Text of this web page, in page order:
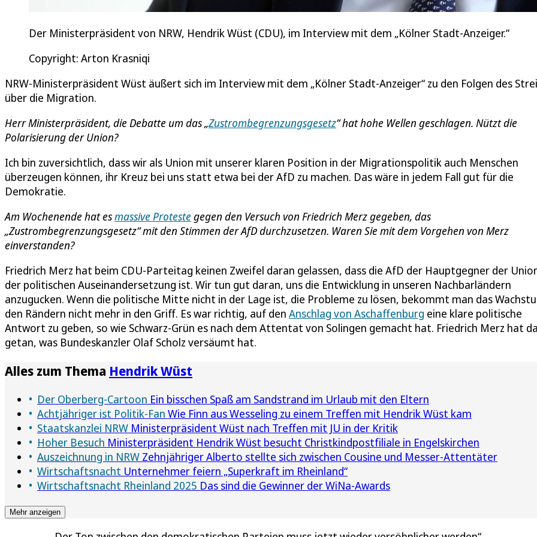
Der Ministerpräsident von NRW, Hendrik Wüst (CDU), im Interview mit dem „Kölner Stadt-Anzeiger.“
Copyright: Arton Krasniqi
NRW-Ministerpräsident Wüst äußert sich im Interview mit dem „Kölner Stadt-Anzeiger“ zu den Folgen des
über die Migration.
Herr Ministerpräsident, die Debatte um das „Zustrombegrenzungsgesetz“ hat hohe Wellen geschlagen. Nützt die
Polarisierung der Union?
Ich bin zuversichtlich, dass wir als Union mit unserer klaren Position in der Migrationspolitik auch Menschen
überzeugen können, ihr Kreuz bei uns statt etwa bei der AfD zu machen. Das wäre in jedem Fall gut für die
Demokratie.
Am Wochenende hat esmassive Protestegegen den Versuch von Friedrich Merz gegeben, das
„Zustrombegrenzungsgesetz“ mit den Stimmen der AfD durchzusetzen. Waren Sie mit dem Vorgehen von Merz
einverstanden?
Friedrich Merz hat beim CDU-Parteitag keinen Zweifel daran gelassen, dass die AfD der Hauptgegner der
der politischen Auseinandersetzung ist. Wir tun gut daran, uns die Entwicklung in unseren Nachbarländern
anzugucken. Wenn die politische Mitte nicht in der Lage ist, die Probleme zu lösen, bekommt man das
den Rändern nicht mehr in den Griff. Es war richtig, auf den Anschlag von Aschaffenburg eine klare politische
Antwort zu geben, so wie Schwarz-Grün es nach dem Attentat von Solingen gemacht hat. Friedrich Merz hat
getan, was Bundeskanzler Olaf Scholz versäumt hat.
Alles zum Thema Hendrik Wüst
Der Oberberg-Cartoon Ein bisschen Spaß am Sandstrand im Urlaub mit den Eltern
Achtjähriger ist Politik-Fan Wie Finn aus Wesseling zu einem Treffen mit Hendrik Wüst kam
Staatskanzlei NRW Ministerpräsident Wüst nach Treffen mit JU in der Kritik
Hoher Besuch Ministerpräsident Hendrik Wüst besucht Christkindpostfiliale in Engelskirchen
Auszeichnung in NRW Zehnjähriger Alberto stellte sich zwischen Cousine und Messer-Attentäter
Wirtschaftsnacht Unternehmer feiern „Superkraft im Rheinland“
Wirtschaftsnacht Rheinland 2025 Das sind die Gewinner der WiNa-Awards
Mehr anzeigen